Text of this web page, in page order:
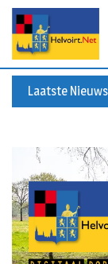
Laatste Nieuws